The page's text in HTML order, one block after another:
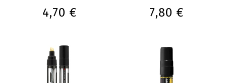
4,70 € 7,80 €